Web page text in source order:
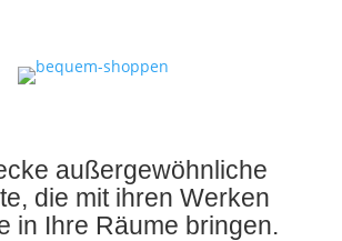
außergewöhnliche
die mit ihren Werken
in Ihre Räume bringen.